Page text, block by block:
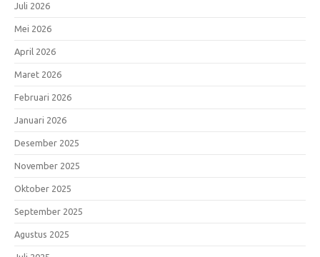
Juli 2026
Mei 2026
April 2026
Maret 2026
Februari 2026
Januari 2026
Desember 2025
November 2025
Oktober 2025
September 2025
Agustus 2025